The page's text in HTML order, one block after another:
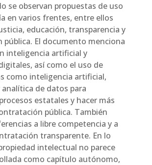
se observan propuestas de uso
en varios frentes, entre ellos
educación, transparencia y
pública. El documento menciona
inteligencia artificial y
así como el uso de
como inteligencia artificial,
de datos para
estatales y hacer más
pública. También
a libre competencia y a
transparente. En lo
intelectual no parece
como capítulo autónomo,